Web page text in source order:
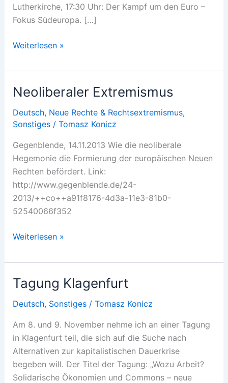
Lutherkirche, 17:30 Uhr: Der Kampf um den Euro –
Fokus Südeuropa. […]
Vortragstour
Weiterlesen »
Neoliberaler Extremismus
Deutsch, Neue Rechte & Rechtsextremismus,
Sonstiges/ Tomasz Konicz
Gegenblende, 14.11.2013 Wie die neoliberale
Hegemonie die Formierung der europäischen Neuen
Rechten befördert. Link:
http://www.gegenblende.de/24-
2013/++co++a91f8176-4d3a-11e3-81b0-
52540066f352
Neoliberaler
Weiterlesen »
Tagung Klagenfurt
Deutsch, Sonstiges/ Tomasz Konicz
Am 8. und 9. November nehme ich an einer Tagung
in Klagenfurt teil, die sich auf die Suche nach
Alternativen zur kapitalistischen Dauerkrise
begeben will. Der Titel der Tagung: „Wozu Arbeit?
Solidarische Ökonomien und Commons – neue